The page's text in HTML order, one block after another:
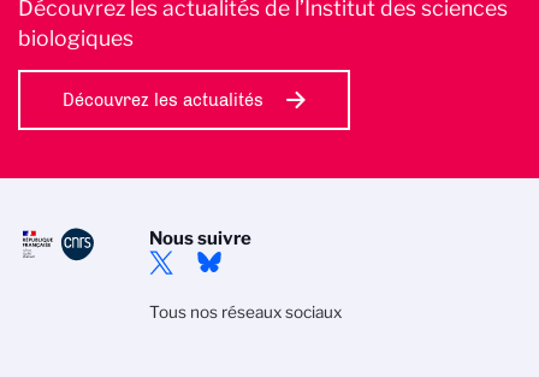
Découvrez les actualités de l’Institut des sciences
biologiques
Découvrez les actualités
Nous suivre
Tous nos réseaux sociaux